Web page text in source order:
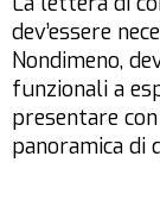
dev’essere
Nondimeno,
funzionali a
presentare
panoramica di